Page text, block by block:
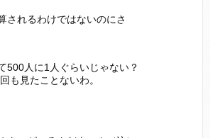
されるわけではないのにさ
500人に1人ぐらいじゃない？
も見たことないわ。